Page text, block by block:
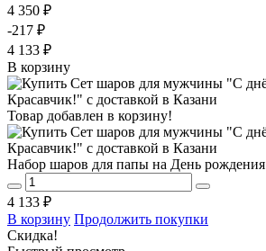
4 350 ₽
-217 ₽
4 133 ₽
В корзину
Товар добавлен в корзину!
Набор шаров для папы на День рождения
4 133 ₽
В корзину Продолжить покупки
Скидка!